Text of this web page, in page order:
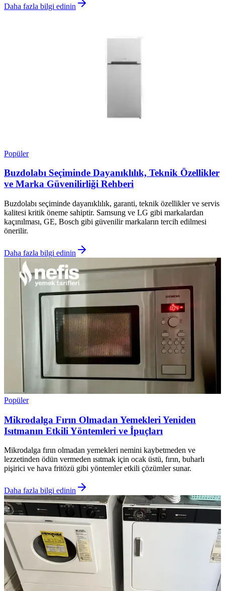
Daha fazla bilgi edinin
Popüler
Buzdolabı Seçiminde Dayanıklılık, Teknik Özellikler
ve Marka Güvenilirliği Rehberi
Buzdolabı seçiminde dayanıklılık, garanti, teknik özellikler ve servis
kalitesi kritik öneme sahiptir. Samsung ve LG gibi markalardan
kaçınılması, GE, Bosch gibi güvenilir markaların tercih edilmesi
önerilir.
Daha fazla bilgi edinin
Popüler
Mikrodalga Fırın Olmadan Yemekleri Yeniden
Isıtmanın Etkili Yöntemleri ve İpuçları
Mikrodalga fırın olmadan yemekleri nemini kaybetmeden ve
lezzetinden ödün vermeden ısıtmak için ocak üstü, fırın, buharlı
pişirici ve hava fritözü gibi yöntemler etkili çözümler sunar.
Daha fazla bilgi edinin